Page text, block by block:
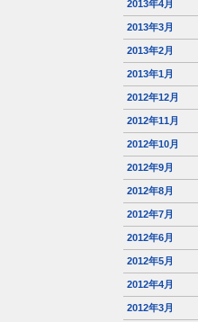
2013年4月
2013年3月
2013年2月
2013年1月
2012年12月
2012年11月
2012年10月
2012年9月
2012年8月
2012年7月
2012年6月
2012年5月
2012年4月
2012年3月